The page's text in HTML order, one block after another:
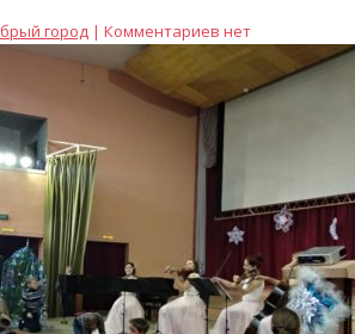
город | Комментариев нет